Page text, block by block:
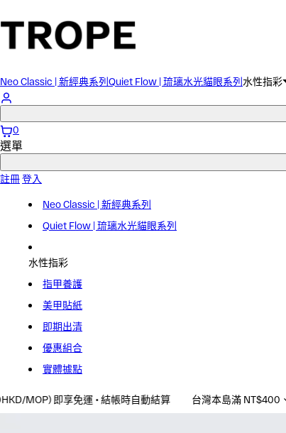
接
容
Neo Classic | 新經典系列Quiet Flow | 琉璃水光貓眼系列水性指彩
0
選單
註冊登入
Neo Classic | 新經典系列
Quiet Flow | 琉璃水光貓眼系列
水性指彩
指甲養護
美甲貼紙
即期出清
優惠組合
實體據點
結帳時自動結算 台灣本島滿 NT$400、港澳滿 NT$900